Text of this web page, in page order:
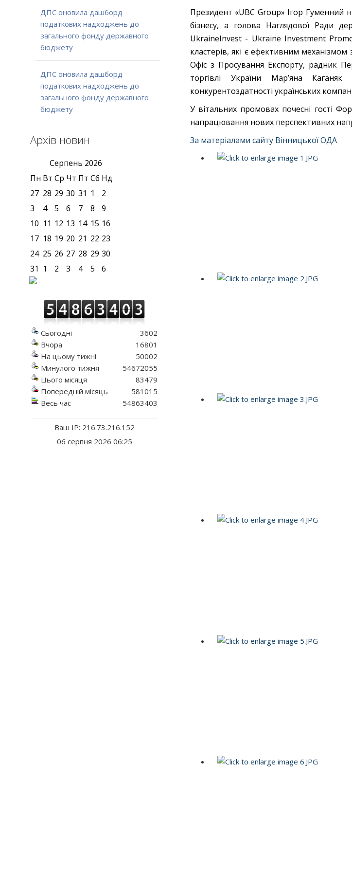
ДПС оновила дашборд
податкових надходжень до
загального фонду державного
бюджету
ДПС оновила дашборд
податкових надходжень до
загального фонду державного
бюджету
Архів новин
Серпень 2026
Пн Вт Ср Чт Пт Сб Нд
27 28 29 30 31 1
2
3
4 5 6 7 8
9
10 11 12 13 14 15 16
17 18 19 20 21 22 23
24 25 26 27 28 29 30
31 1 2 3 4 5 6
Сьогодні
Вчора
На цьому тижні
Минулого тижня
Цього місяця
Попередній місяць
Весь час
3602
16801
50002
54672055
83479
581015
54863403
Ваш IP: 216.73.216.152
06 серпня 2026 06:25
Президент «UBC Group» Ігор Гуменний
бізнесу, а голова Наглядової Ради
UkraineInvest - Ukraine Investment
кластерів, які є ефективним
Офіс з Просування Експорту, радник
торгівлі України Мар’яна
конкурентоздатності українських
У вітальних промовах почесні гості
напрацювання нових перспективних
За матеріалами сайту Вінницької ОДА